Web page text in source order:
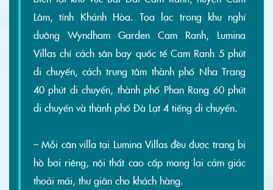
Lâm, tỉnh Khánh Hòa. Tọa lạc trong khu nghỉ
dưỡng Wyndham Garden Cam Ranh, Lumina
Villas chỉ cách sân bay quốc tế Cam Ranh 5 phút
di chuyển, cách trung tâm thành phố Nha Trang
40 phút di chuyển, thành phố Phan Rang 60 phút
di chuyển và thành phố Đà Lạt 4 tiếng di chuyển.
– Mỗi căn villa tại Lumina Villas đều được trang bị
hồ bơi riêng, nội thất cao cấp mang lại cảm giác
thoải mái, thư giãn cho khách hàng.